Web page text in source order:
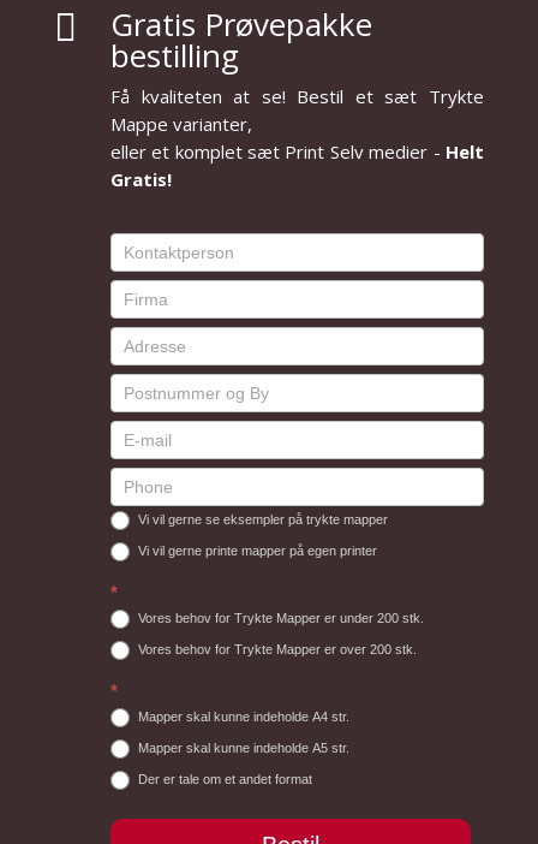
 Gratis Prøvepakke
bestilling
Få kvaliteten at se! Bestil et sæt Trykte
Mappe varianter,
eller et komplet sæt Print Selv medier - Helt
Gratis!
Vi vil gerne se eksempler på trykte mapper
Vi vil gerne printe mapper på egen printer
*
Vores behov for Trykte Mapper er under 200 stk.
Vores behov for Trykte Mapper er over 200 stk.
*
Mapper skal kunne indeholde A4 str.
Mapper skal kunne indeholde A5 str.
Der er tale om et andet format